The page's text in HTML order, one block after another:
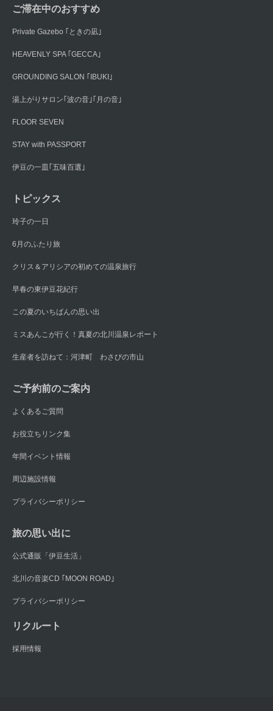
ご滞在中のおすすめ
Private Gazebo ｢ときの凪｣
HEAVENLY SPA ｢GECCA｣
GROUNDING SALON ｢IBUKI｣
湯上がりサロン｢波の音｣｢月の音｣
FLOOR SEVEN
STAY with PASSPORT
伊豆の一皿｢五味百選｣
トピックス
玲子の一日
6月のふたり旅
クリス＆アリシアの初めての温泉旅行
早春の東伊豆花紀行
この夏のいちばんの思い出
ミスあんこが行く！真夏の北川温泉レポート
生産者を訪ねて：河津町 わさびの市山
ご予約前のご案内
よくあるご質問
お役立ちリンク集
年間イベント情報
周辺施設情報
プライバシーポリシー
旅の思い出に
公式通販「伊豆生活」
北川の音楽CD ｢MOON ROAD｣
プライバシーポリシー
リクルート
採用情報